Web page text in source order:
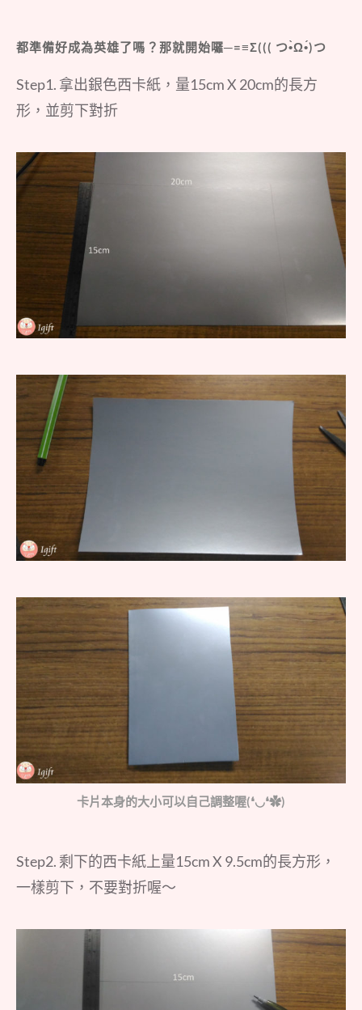
都準備好成為英雄了嗎？那就開始囉─=≡Σ((( つ•̀Ω•́)つ
Step1. 拿出銀色西卡紙，量15cm X 20cm的長方
形，並剪下對折
卡片本身的大小可以自己調整喔(❛◡❛✿)
Step2. 剩下的西卡紙上量15cm X 9.5cm的長方形，
一樣剪下，不要對折喔～